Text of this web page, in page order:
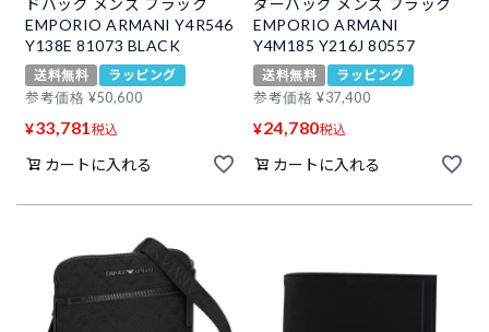
EMPORIO ARMANI Y4R546
Y138E 81073 BLACK
送料無料
ラッピング
参考価格 ¥50,600
¥33,781 税込
カートに入れる
EMPORIO ARMANI
Y4M185 Y216J 80557
送料無料
ラッピング
参考価格 ¥37,400
¥24,780税込
カートに入れる